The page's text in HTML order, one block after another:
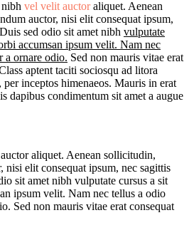
vel velit auctoraliquet. Aenean
auctor, nisi elit consequat ipsum,
sed odio sit amet nibh vulputate
accumsan ipsum velit. Nam nec
a ornare odio. Sed non mauris vitae erat
aptent taciti sociosqu ad litora
inceptos himenaeos. Mauris in erat
dapibus condimentum sit amet a augue
aliquet. Aenean sollicitudin,
nisi elit consequat ipsum, nec sagittis
sit amet nibh vulputate cursus a sit
ipsum velit. Nam nec tellus a odio
Sed non mauris vitae erat consequat